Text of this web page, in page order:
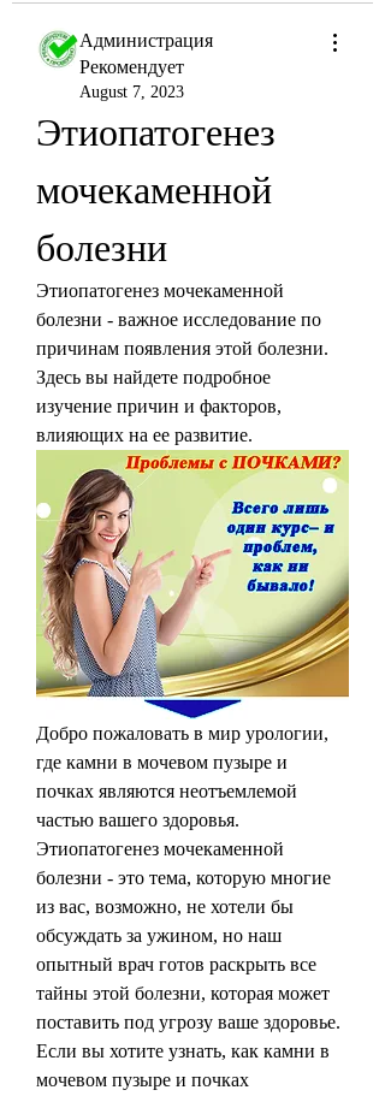
Администрация
Рекомендует
August 7, 2023
Этиопатогенез
мочекаменной
болезни
Этиопатогенез мочекаменной
болезни - важное исследование по
причинам появления этой болезни.
Здесь вы найдете подробное
изучение причин и факторов,
влияющих на ее развитие.
Добро пожаловать в мир урологии,
где камни в мочевом пузыре и
почках являются неотъемлемой
частью вашего здоровья.
Этиопатогенез мочекаменной
болезни - это тема, которую многие
из вас, возможно, не хотели бы
обсуждать за ужином, но наш
опытный врач готов раскрыть все
тайны этой болезни, которая может
поставить под угрозу ваше здоровье.
Если вы хотите узнать, как камни в
мочевом пузыре и почках